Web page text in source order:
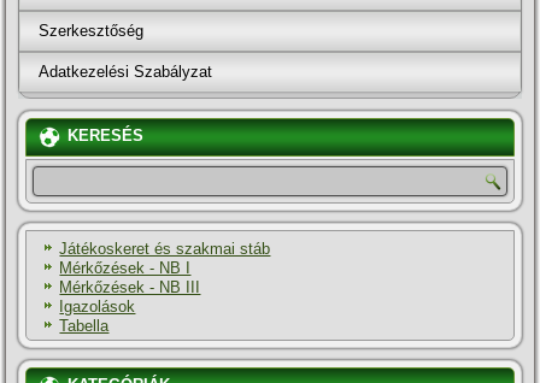
Szerkesztőség
Adatkezelési Szabályzat
KERESÉS
Játékoskeret és szakmai stáb
Mérkőzések - NB I
Mérkőzések - NB III
Igazolások
Tabella